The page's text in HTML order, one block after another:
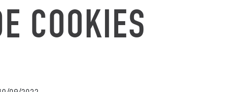
COOKIES